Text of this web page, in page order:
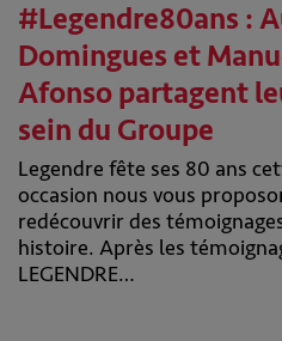
#Legendre80ans :
Domingues et
Afonso partagent
sein du Groupe
Legendre fête ses 80 ans
occasion nous vous
redécouvrir des
histoire. Après les
LEGENDRE…